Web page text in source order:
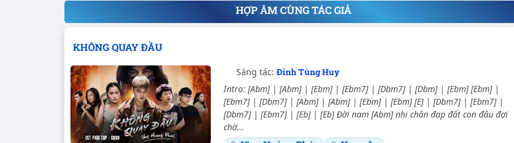
HỢP ÂM CÙNG TÁC GIẢ
KHÔNG QUAY ĐẦU
Sáng tác: Đinh Tùng Huy
Intro: [Abm] | [Abm] | [Ebm] | [Ebm7] | [Dbm7] | [Dbm] | [Ebm] [Ebm] |
[Ebm7] | [Dbm7] | [Abm] | [Abm] | [Ebm] | [Ebm] [E] | [Dbm7] | [Ebm7] |
[Dbm7] | [Ebm7] | [Eb] | [Eb] Đời nam [Abm] nhi chân đạp đất con đâu đợi
chờ...